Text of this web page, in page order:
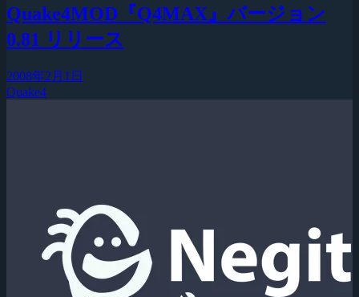
Quake4MOD『Q4MAX』バージョン
0.81 リリース
2008年2月1日
Quake4